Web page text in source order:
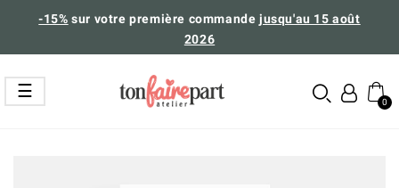
-15% sur votre première commandejusqu'au 15 août
2026
Basculer
la
navigation
☰